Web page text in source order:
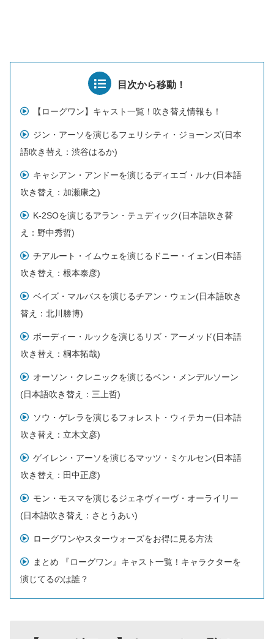
目次から移動！
【ローグワン】キャスト一覧！吹き替え情報も！
ジン・アーソを演じるフェリシティ・ジョーンズ(日本
語吹き替え：渋谷はるか)
キャシアン・アンドーを演じるディエゴ・ルナ(日本語
吹き替え：加瀬康之)
K-2SOを演じるアラン・テュディック(日本語吹き替
え：野中秀哲)
チアルート・イムウェを演じるドニー・イェン(日本語
吹き替え：根本泰彦)
ベイズ・マルバスを演じるチアン・ウェン(日本語吹き
替え：北川勝博)
ボーディー・ルックを演じるリズ・アーメッド(日本語
吹き替え：桐本拓哉)
オーソン・クレニックを演じるベン・メンデルソーン
(日本語吹き替え：三上哲)
ソウ・ゲレラを演じるフォレスト・ウィテカー(日本語
吹き替え：立木文彦)
ゲイレン・アーソを演じるマッツ・ミケルセン(日本語
吹き替え：田中正彦)
モン・モスマを演じるジェネヴィーヴ・オーライリー
(日本語吹き替え：さとうあい)
ローグワンやスターウォーズをお得に見る方法
まとめ 『ローグワン』キャスト一覧！キャラクターを
演じてるのは誰？